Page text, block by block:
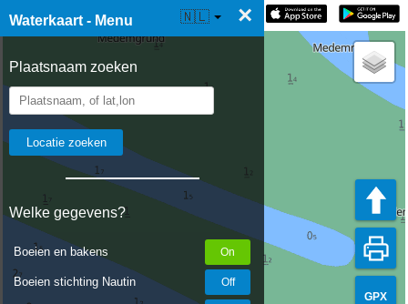
Waterkaart - Menu ×
Plaatsnaam zoeken
Welke gegevens?
Boeien en bakens
Boeien stichting Nautin
☰ Waterkaart Live 🇳🇱
GPX